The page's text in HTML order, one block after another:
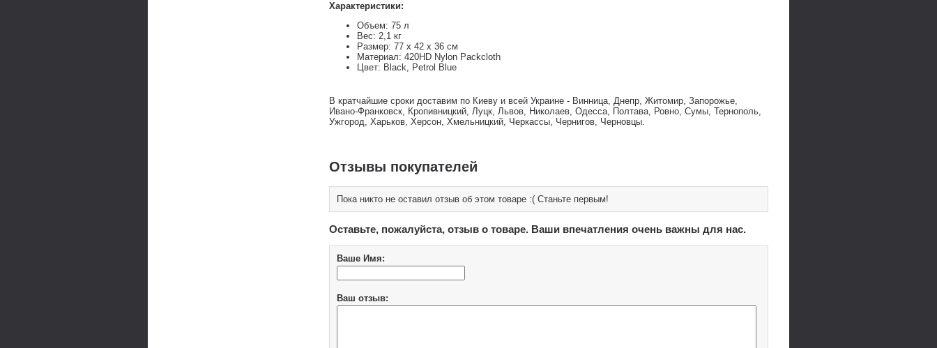
Характеристики:
Объем: 75 л
Вес: 2,1 кг
Размер: 77 x 42 x 36 см
Материал: 420HD Nylon Packcloth
Цвет: Black, Petrol Blue
В кратчайшие сроки доставим по Киеву и всей Украине - Винница, Днепр, Житомир, Запорожье,
Ивано-Франковск, Кропивницкий, Луцк, Львов, Николаев, Одесса, Полтава, Ровно, Сумы, Тернополь,
Ужгород, Харьков, Херсон, Хмельницкий, Черкассы, Чернигов, Черновцы.
Отзывы покупателей
Пока никто не оставил отзыв об этом товаре :( Станьте первым!
Оставьте, пожалуйста, отзыв о товаре. Ваши впечатления очень важны для нас.
Ваше Имя:
Ваш отзыв: